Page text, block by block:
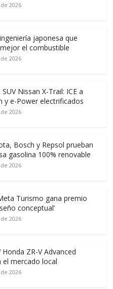
2026
ingeniería japonesa que
el combustible
2026
Nissan X-Trail: ICE a
y e-Power electrificados
2026
Bosch y Repsol prueban
gasolina 100% renovable
2026
Turismo gana premio
conceptual’
2026
Honda ZR-V Advanced
el mercado local
2026